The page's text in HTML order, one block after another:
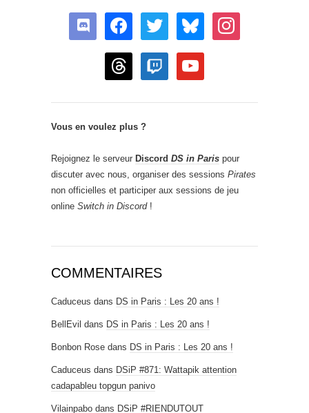
discord facebook twitter bluesky instagram
threads twitch youtube
Vous en voulez plus ?
Rejoignez le serveur Discord DS in Paris pour
discuter avec nous, organiser des sessions Pirates
non officielles et participer aux sessions de jeu
online Switch in Discord!
COMMENTAIRES
Caduceus dans DS in Paris : Les 20 ans !
BellEvil dans DS in Paris : Les 20 ans !
Bonbon Rose dans DS in Paris : Les 20 ans !
Caduceus dans DSiP #871: Wattapik attention
cadapableu topgun panivo
Vilainpabo dans DSiP #RIENDUTOUT